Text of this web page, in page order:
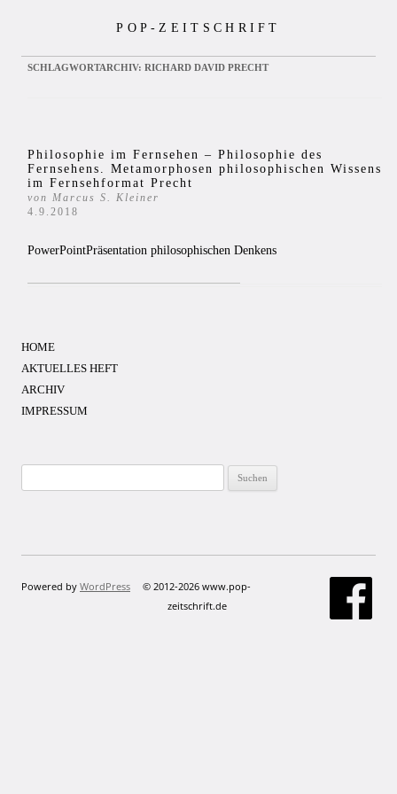
POP-ZEITSCHRIFT
SCHLAGWORTARCHIV: RICHARD DAVID PRECHT
Philosophie im Fernsehen – Philosophie des
Fernsehens. Metamorphosen philosophischen Wissens
im Fernsehformat Precht
von Marcus S. Kleiner
4.9.2018
PowerPointPräsentation philosophischen Denkens
HOME
AKTUELLES HEFT
ARCHIV
IMPRESSUM
nach:
Powered by WordPress
© 2012-2026 www.pop-
zeitschrift.de